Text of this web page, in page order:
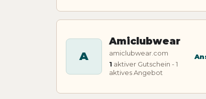
A
Amiclubwear
amiclubwear.com
1 aktiver Gutschein - 1
aktives Angebot